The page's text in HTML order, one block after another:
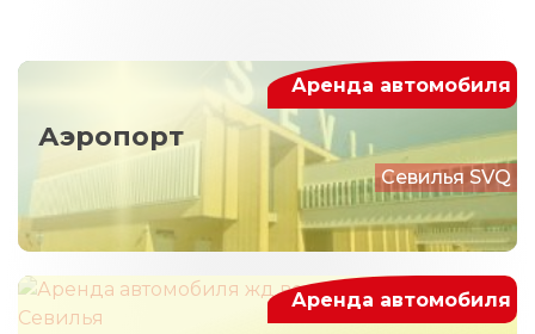
Аэропорт
Севилья SVQ
Аренда автомобиля
Аренда автомобиля